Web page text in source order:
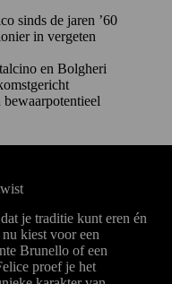
sinds de jaren ’60
in vergeten
en Bolgheri
je traditie kunt eren én
kiest voor een
Brunello of een
proef je het